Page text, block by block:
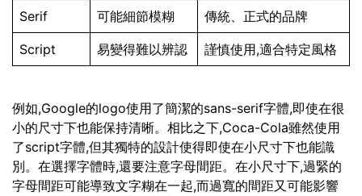
Serif 可能細節模糊 傳統、正式的品牌
Script 易變得難以辨認 謹慎使用,適合特定風格
例如,Google的logo使用了簡潔的sans-serif字體,即使在很
小的尺寸下也能保持清晰。相比之下,Coca-Cola雖然使用
了script字體,但其獨特的設計使得即使在小尺寸下也能識
別。在選擇字體時,還要注意字母間距。在小尺寸下,過緊的
字母間距可能導致文字糊在一起,而過寬的間距又可能影響